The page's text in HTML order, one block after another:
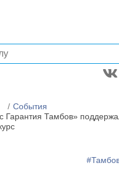
События
Гарантия Тамбов»